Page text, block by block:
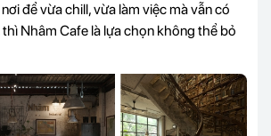
để vừa chill, vừa làm việc mà vẫn có
Nhâm Cafe là lựa chọn không thể bỏ